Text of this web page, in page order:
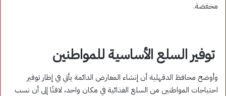
مخفضة.
توفير السلع الأساسية للمواطنين
وأوضح محافظ الدقهلية أن إنشاء المعارض الدائمة يأتي في إطار توفير
احتياجات المواطنين من السلع الغذائية في مكان واحد، لافتًا إلى أن نسب